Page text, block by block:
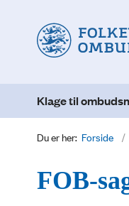
Klage til
Du er her: Forside
FOB-